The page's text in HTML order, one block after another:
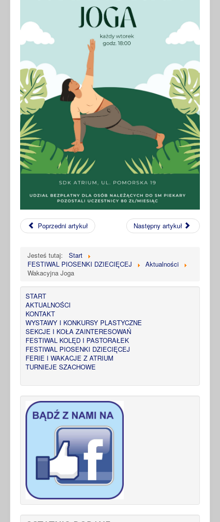
Poprzedni artykuł Następny artykuł
Jesteś tutaj:
Start
FESTIWAL PIOSENKI DZIECIĘCEJ
Aktualności
Wakacyjna Joga
START
AKTUALNOŚCI
KONTAKT
WYSTAWY I KONKURSY PLASTYCZNE
SEKCJE I KOŁA ZAINTERESOWAŃ
FESTIWAL KOLĘD I PASTORAŁEK
FESTIWAL PIOSENKI DZIECIĘCEJ
FERIE I WAKACJE Z ATRIUM
TURNIEJE SZACHOWE